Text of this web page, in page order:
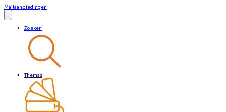
Mailaanbiedingen
Zoeken
Themas